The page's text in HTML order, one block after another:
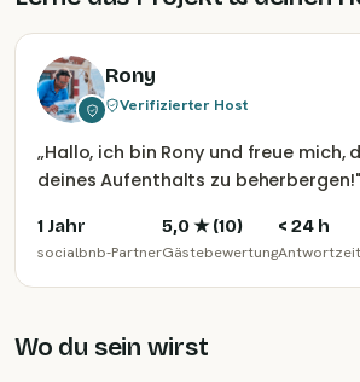
Rony
Verifizierter Host
„Hallo, ich bin Rony und freue mich,
deines Aufenthalts zu beherbergen!"
1 Jahr
socialbnb-Partner
5,0★ (10)
Gästebewertung
< 24 h
Antwortzeit
Wo du sein wirst